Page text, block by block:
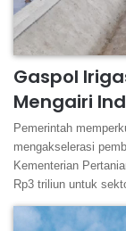
Gaspol
Mengairi
Pemerintah
mengakselerasi
Kementerian
Rp3 triliun untuk